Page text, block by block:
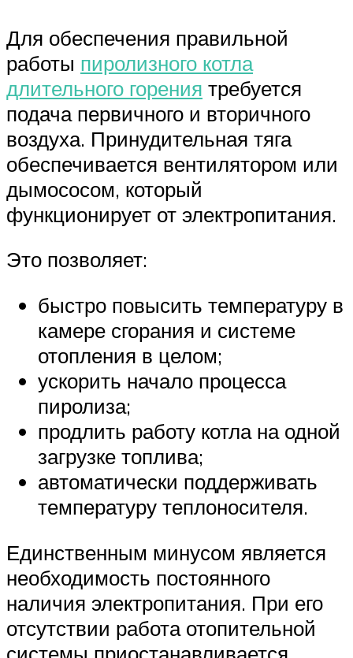
Для обеспечения правильной
работы пиролизного котла
длительного горения требуется
подача первичного и вторичного
воздуха. Принудительная тяга
обеспечивается вентилятором или
дымососом, который
функционирует от электропитания.
Это позволяет:
быстро повысить температуру в
камере сгорания и системе
отопления в целом;
ускорить начало процесса
пиролиза;
продлить работу котла на одной
загрузке топлива;
автоматически поддерживать
температуру теплоносителя.
Единственным минусом является
необходимость постоянного
наличия электропитания. При его
отсутствии работа отопительной
системы приостанавливается.